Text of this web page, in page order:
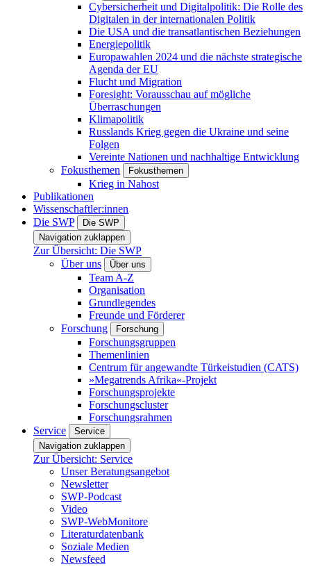
Cybersicherheit und Digitalpolitik: Die Rolle des
Digitalen in der internationalen Politik
Die USA und die transatlantischen Beziehungen
Energiepolitik
Europawahlen 2024 und die nächste strategische
Agenda der EU
Flucht und Migration
Foresight: Vorausschau auf mögliche
Überraschungen
Klimapolitik
Russlands Krieg gegen die Ukraine und seine
Folgen
Vereinte Nationen und nachhaltige Entwicklung
Fokusthemen
Fokusthemen
Krieg in Nahost
Publikationen
Wissenschaftler:innen
Die SWP
Die SWP
Navigation zuklappen
Zur Übersicht: Die SWP
Über uns
Über uns
Team A-Z
Organisation
Grundlegendes
Freunde und Förderer
Forschung
Forschung
Forschungsgruppen
Themenlinien
Centrum für angewandte Türkeistudien (CATS)
»Megatrends Afrika«-Projekt
Forschungsprojekte
Forschungscluster
Forschungsrahmen
Service
Service
Navigation zuklappen
Zur Übersicht: Service
Unser Beratungsangebot
Newsletter
SWP-Podcast
Video
SWP-WebMonitore
Literaturdatenbank
Soziale Medien
Newsfeed